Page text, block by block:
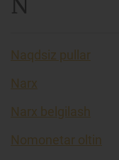
N
Naqdsiz pullar
Narx
Narx belgilash
Nomonetar oltin